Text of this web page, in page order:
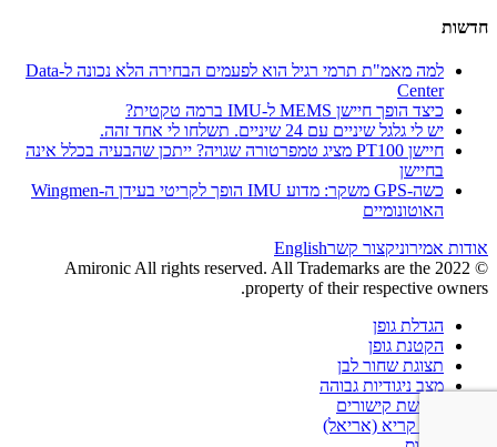
חדשות
למה מאמ"ת תרמי רגיל הוא לפעמים הבחירה הלא נכונה ל-Data
Center
כיצד הופך חיישן MEMS ל-IMU ברמה טקטית?
יש לי גלגל שיניים עם 24 שיניים. תשלחו לי אחד זהה.
חיישן PT100 מציג טמפרטורה שגויה? ייתכן שהבעיה בכלל אינה
בחיישן
כשה-GPS משקר: מדוע IMU הופך לקריטי בעידן ה-Wingmen
האוטונומיים
אודות אמירוניקצור קשרEnglish
© 2022 Amironic All rights reserved. All Trademarks are the
property of their respective owners.
הגדלת גופן
הקטנת גופן
תצוגת שחור לבן
מצב ניגודיות גבוהה
הדגשת קישורים
גופן קריא (אריאל)